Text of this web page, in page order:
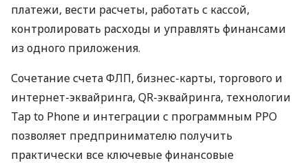
платежи, вести расчеты, работать с кассой,
контролировать расходы и управлять финансами
из одного приложения.
Сочетание счета ФЛП, бизнес-карты, торгового и
интернет-эквайринга, QR-эквайринга, технологии
Tap to Phone и интеграции с программным РРО
позволяет предпринимателю получить
практически все ключевые финансовые